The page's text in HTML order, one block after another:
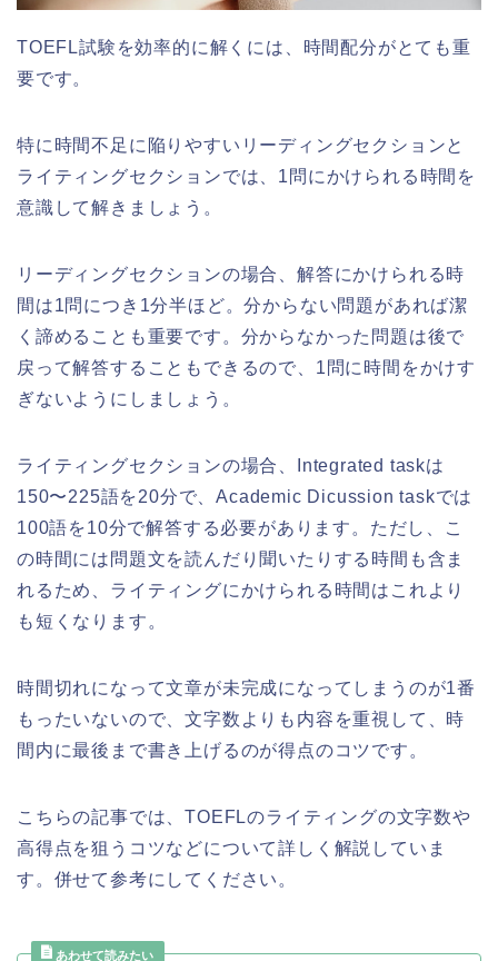
TOEFL試験を効率的に解くには、時間配分がとても重
要です。
特に時間不足に陥りやすいリーディングセクションと
ライティングセクションでは、1問にかけられる時間を
意識して解きましょう。
リーディングセクションの場合、解答にかけられる時
間は1問につき1分半ほど。分からない問題があれば潔
く諦めることも重要です。分からなかった問題は後で
戻って解答することもできるので、1問に時間をかけす
ぎないようにしましょう。
ライティングセクションの場合、Integrated taskは
150〜225語を20分で、Academic Dicussion taskでは
100語を10分で解答する必要があります。ただし、こ
の時間には問題文を読んだり聞いたりする時間も含ま
れるため、ライティングにかけられる時間はこれより
も短くなります。
時間切れになって文章が未完成になってしまうのが1番
もったいないので、文字数よりも内容を重視して、時
間内に最後まで書き上げるのが得点のコツです。
こちらの記事では、TOEFLのライティングの文字数や
高得点を狙うコツなどについて詳しく解説していま
す。併せて参考にしてください。